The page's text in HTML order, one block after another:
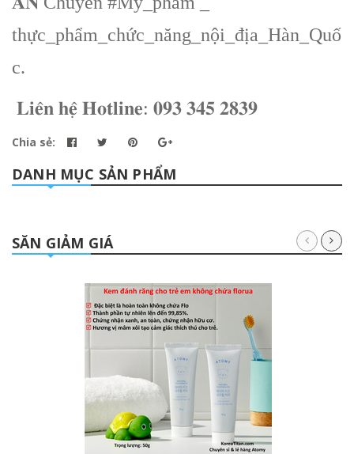
thực_phẩm_chức_năng_nội_địa_Hàn_Quố
c.
𝐋𝐢𝐞̂𝐧 𝐡𝐞̣̂ 𝐇𝐨𝐭𝐥𝐢𝐧𝐞: 𝟎𝟗𝟑 𝟑𝟒𝟓 𝟐𝟖𝟑𝟗
Chia sẻ:
DANH MỤC SẢN PHẨM
SĂN GIẢM GIÁ